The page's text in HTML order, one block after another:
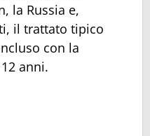
la Russia e,
il trattato tipico
con la
anni.